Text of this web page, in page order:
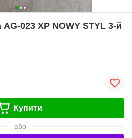
AG-023 ХР NOWY STYL 3-й
Купити
або